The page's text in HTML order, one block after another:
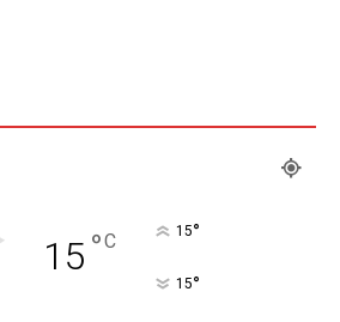
15 °C 15°
15°